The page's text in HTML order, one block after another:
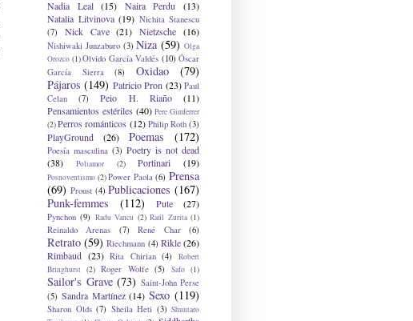
Nadia Leal (15) Naira Perdu
(13)
Natalia Litvinova (19) Nichita Stanescu
(7)
Nick Cave (21) Nietzsche (16)
Nishiwaki Junzaburo (3) Niza (59) Olga
Orozco (1)Olvido García Valdés (10) Óscar
García Sierra
(8) Oxidao
(79)
Pájaros (149) Patricio Pron (23) Paul
Celan
(7) Peio H. Riaño
(11)
Pensamientos estériles (40) Pere Gimferrer
(2)Perros románticos (12) Philip Roth (3)
PlayGround (26) Poemas (172)
Poesía masculina (3) Poetry is not dead
(38)
Poliamor (2) Portinari (19)
Posnoventismo (2) Power Paola (6) Prensa
(69) Proust (4) Publicaciones (167)
Punk-femmes
(112) Pute (27)
Pynchon (9) Radu Vancu (2) Raúl Zurita (1)
Reinaldo Arenas (7) René Char (6)
Retrato (59) Riechmann (4) Rikle (26)
Rimbaud (23) Rita Chirian (4)
Robert
Bringhurst (2) Roger Wolfe (5) Safo (1)
Sailor's Grave (73) Saint-John Perse
(5) Sandra Martínez (14) Sexo (119)
Sharon Olds (7) Sheila Heti (3) Shuntaro